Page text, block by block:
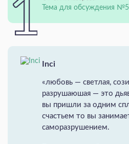
Тема для обсуждения
Inci
«любовь — светлая,
разрушаюшая — это
вы пришли за одним
счастьем то вы
саморазрушением.